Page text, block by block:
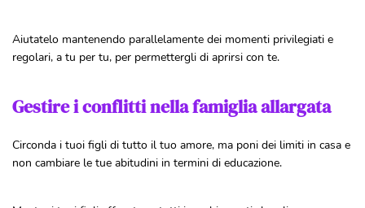
Aiutatelo mantenendo parallelamente dei momenti privilegiati e
regolari, a tu per tu, per permettergli di aprirsi con te.
Gestire i conflitti nella famiglia allargata
Circonda i tuoi figli di tutto il tuo amore, ma poni dei limiti in casa e
non cambiare le tue abitudini in termini di educazione.